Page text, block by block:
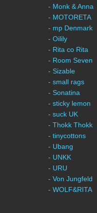
- Monk & Anna
- MOTORETA
- mp Denmark
- Oilily
- Rita co Rita
- Room Seven
- Sizable
- small rags
- Sonatina
- sticky lemon
- suck UK
- Thokk Thokk
- tinycottons
- Ubang
- UNKK
- URU
- Von Jungfeld
- WOLF&RITA